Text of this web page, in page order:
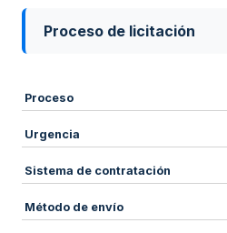
Proceso de licitación
Proceso
Urgencia
Sistema de contratación
Método de envío